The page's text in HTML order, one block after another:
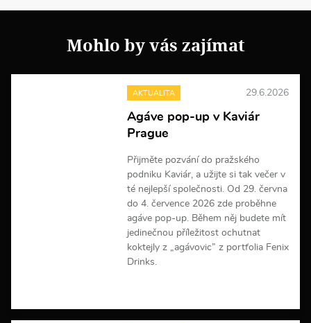
Mohlo by vás zajímat
AKTUALITA 29.6.2026
Agáve pop-up v Kaviár
Prague
Přijměte pozvání do pražského
podniku Kaviár, a užijte si tak večer v
té nejlepší společnosti. Od 29. června
do 4. července 2026 zde proběhne
agáve pop-up. Během něj budete mít
jedinečnou příležitost ochutnat
koktejly z „agávovic” z portfolia Fenix
Drinks.